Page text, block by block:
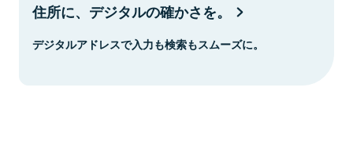
住所に、デジタルの確かさを。
デジタルアドレスで入力も検索もスムーズに。